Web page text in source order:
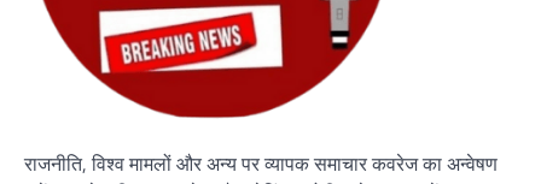
राजनीति, विश्व मामलों और अन्य पर व्यापक समाचार कवरेज का अन्वेषण